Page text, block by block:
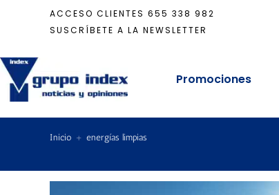
ACCESO CLIENTES 655 338 982
SUSCRÍBETE A LA NEWSLETTER
Promociones
Inicio + energías limpias